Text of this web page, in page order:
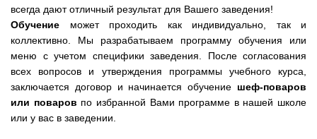
всегда дают отличный результат для Вашего заведения!
Обучение может проходить как индивидуально, так и
коллективно. Мы разрабатываем программу обучения или
меню с учетом специфики заведения. После согласования
всех вопросов и утверждения программы учебного курса,
заключается договор и начинается обучение шеф-поваров
или поваров по избранной Вами программе в нашей школе
или у вас в заведении.